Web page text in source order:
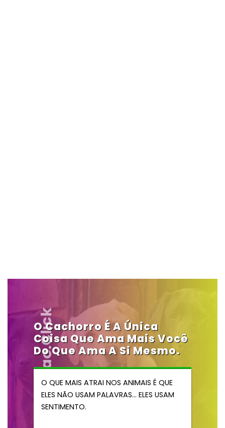
Vendocao.click
O Cachorro É A Única
Coisa Que Ama Mais Você
Do Que Ama A Si Mesmo.
O QUE MAIS ATRAI NOS ANIMAIS É QUE
ELES NÃO USAM PALAVRAS… ELES USAM
SENTIMENTO.